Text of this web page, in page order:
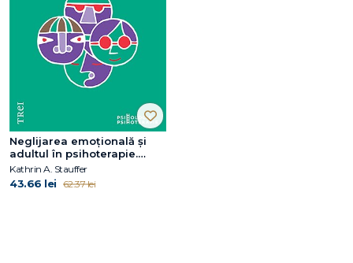
Neglijarea emoțională și
adultul în psihoterapie.
Consecințele de lungă
durată ale dezacordajului
timpuriu
Kathrin A. Stauffer
43.66 lei 62.37 lei